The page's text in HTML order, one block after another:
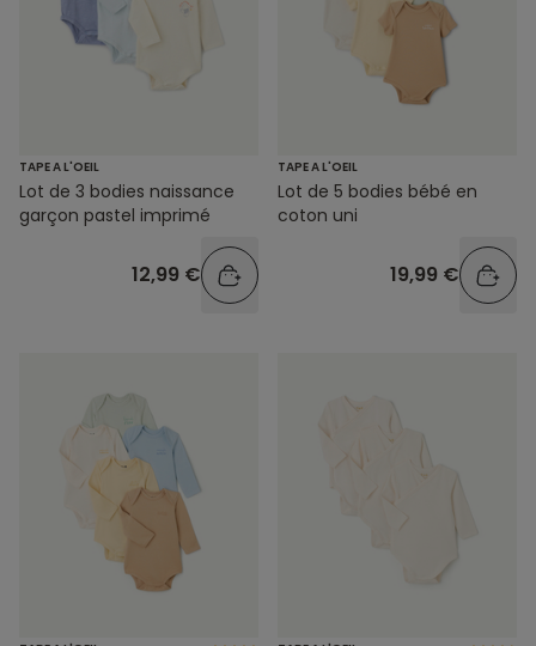
TAPE A L'OEIL
Lot de 3 bodies naissance
garçon pastel imprimé
12,99 €
TAPE A L'OEIL
Lot de 5 bodies bébé en
coton uni
19,99 €